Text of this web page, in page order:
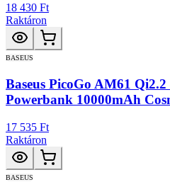
18 430 Ft
Raktáron
BASEUS
Baseus PicoGo AM61 Qi2.2
Powerbank 10000mAh
17 535 Ft
Raktáron
BASEUS